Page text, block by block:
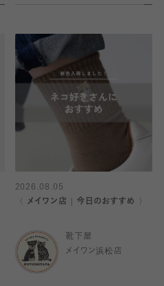
2026.08.05
〈 メイワン店｜今日のおすすめ 〉
靴下屋
メイワン浜松店